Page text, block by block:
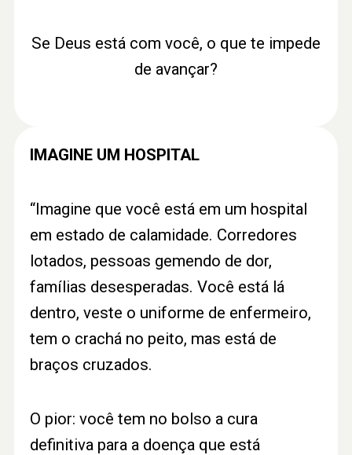
Se Deus está com você, o que te impede
de avançar?
IMAGINE UM HOSPITAL
“Imagine que você está em um hospital
em estado de calamidade. Corredores
lotados, pessoas gemendo de dor,
famílias desesperadas. Você está lá
dentro, veste o uniforme de enfermeiro,
tem o crachá no peito, mas está de
braços cruzados.
O pior: você tem no bolso a cura
definitiva para a doença que está